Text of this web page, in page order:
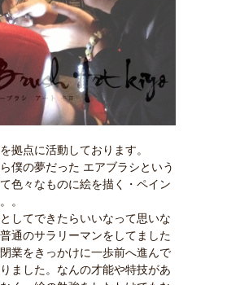
拠点に活動しております。
僕の夢だった エアブラシという
色々なものに絵を描く・ペイン
。
してできたらいいなって思いな
通のサラリーマンをしてました
業をきっかけに一歩前へ進んで
ました。なんの才能や特技があ